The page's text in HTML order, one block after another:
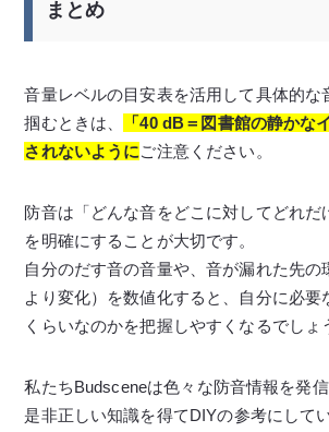
まとめ
音量レベルの目安表を活用して具体的な
掴むときは、
「40 dB＝図書館の静かな
されないようにご注意ください。
防音は「どんな音をどこに対してどれだ
を明確にすることが大切です。
自分のだす音の音量や、音が漏れた先の
より変化）を数値化すると、自分に必要
くらいなのかを把握しやすくなるでしょ
私たちBudsceneは色々な防音情報を発信
是非正しい知識を得てDIYの参考にして